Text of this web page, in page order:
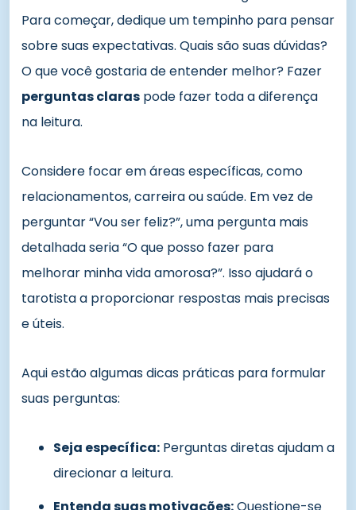
Para começar, dedique um tempinho para pensar
sobre suas expectativas. Quais são suas dúvidas?
O que você gostaria de entender melhor? Fazer
perguntas claras pode fazer toda a diferença
na leitura.
Considere focar em áreas específicas, como
relacionamentos, carreira ou saúde. Em vez de
perguntar “Vou ser feliz?”, uma pergunta mais
detalhada seria “O que posso fazer para
melhorar minha vida amorosa?”. Isso ajudará o
tarotista a proporcionar respostas mais precisas
e úteis.
Aqui estão algumas dicas práticas para formular
suas perguntas:
Seja específica: Perguntas diretas ajudam a
direcionar a leitura.